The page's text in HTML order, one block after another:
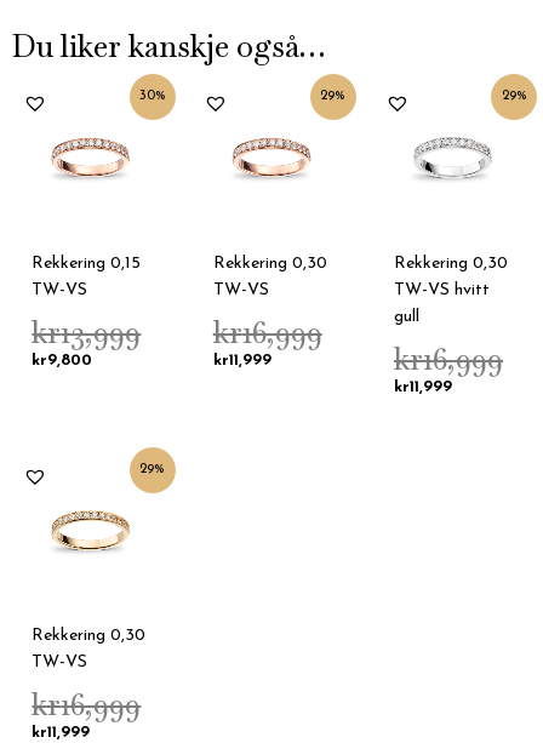
Du liker kanskje også…
30%
Rekkering 0,15
TW-VS
kr13,999
Opprinnelig
kr9,800
Nåværende
kr9,800.
29%
Rekkering 0,30
TW-VS
kr16,999
Opprinnelig
kr11,999
Nåværende
kr11,999.
29%
Rekkering 0,30
TW-VS hvitt
gull
kr16,999
kr11,999
Nåværende
kr11,999.
29%
Rekkering 0,30
TW-VS
kr16,999
Opprinnelig
kr11,999
Nåværende
kr11,999.